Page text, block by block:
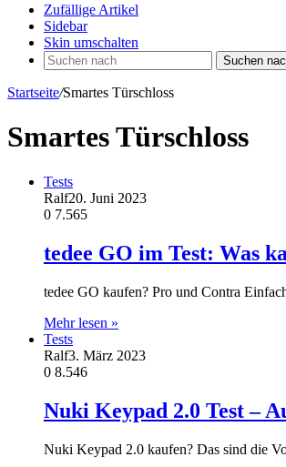
Zufällige Artikel
Sidebar
Skin umschalten
Suchen
Startseite/Smartes Türschloss
Smartes Türschloss
Tests
Ralf20. Juni 2023
0 7.565
tedee GO im Test: Was
tedee GO kaufen? Pro und Contra
Mehr lesen »
Tests
Ralf3. März 2023
0 8.546
Nuki Keypad 2.0 Test –
Nuki Keypad 2.0 kaufen? Das sind die